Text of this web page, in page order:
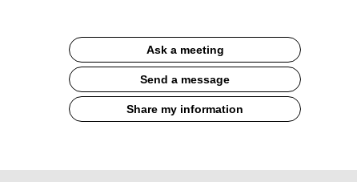
Ask a meeting
Send a message
Share my information